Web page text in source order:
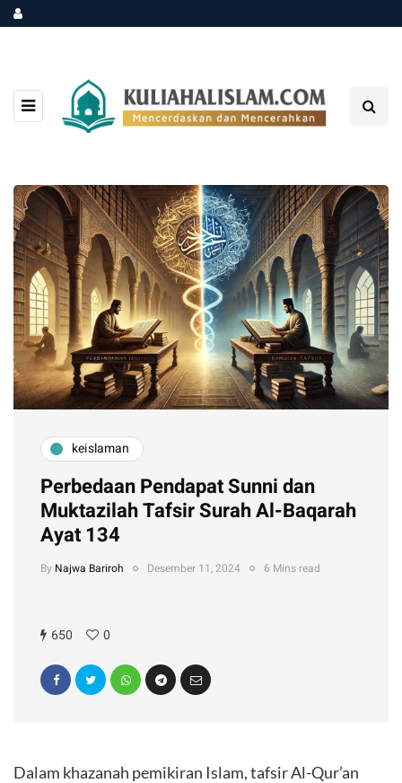
keislaman
Perbedaan Pendapat Sunni dan
Muktazilah Tafsir Surah Al-Baqarah
Ayat 134
By Najwa Bariroh Desember 11, 2024 6 Mins read
650 0
Dalam khazanah pemikiran Islam, tafsir Al-Qur’an